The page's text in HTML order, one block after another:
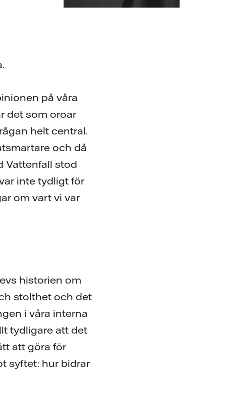
på våra
det som oroar
helt central.
och då
Vattenfall stod
inte tydligt för
om vart vi var
historien om
stolthet och det
i våra interna
tydligare att det
att göra för
syftet: hur bidrar